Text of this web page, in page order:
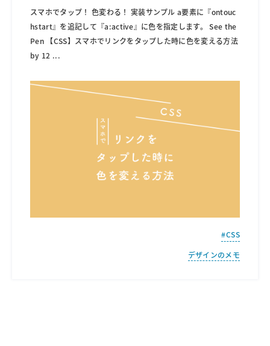
スマホでタップ！ 色変わる！ 実装サンプル a要素に『ontouc
hstart』を追記して『a:active』に色を指定します。 See the
Pen 【CSS】スマホでリンクをタップした時に色を変える方法
by 12 ...
CSS
デザインのメモ